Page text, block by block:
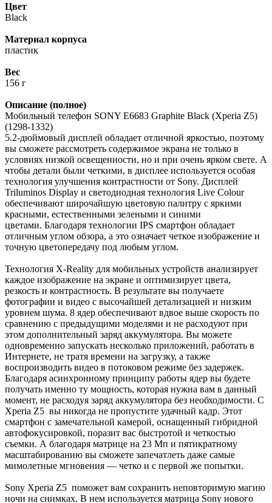
Цвет
Black
Материал корпуса
пластик
Вес
156 г
Описание (полное)
Мобильный телефон SONY E6683 Graphite Black (Xperia Z5)
(1298-1332)
5.2-дюймовый дисплей обладает отличной яркостью, поэтому
вы сможете рассмотреть содержимое экрана не только в
условиях низкой освещенности, но и при очень ярком свете. А
чтобы детали были четкими, в дисплее используется особая
технология улучшения контрастности от Sony. Дисплей
Triluminos Display и светодиодная технология Live Colour
обеспечивают широчайшую цветовую палитру с яркими
красными, естественными зелеными и синими
цветами. Благодаря технологии IPS смартфон обладает
отличным углом обзора, а это означает четкое изображение и
точную цветопередачу под любым углом.
Технология X-Reality для мобильных устройств анализирует
каждое изображение на экране и оптимизирует цвета,
резкость и контрастность. В результате вы получаете
фотографии и видео с высочайшей детализацией и низким
уровнем шума. 8 ядер обеспечивают вдвое выше скорость по
сравнению с предыдущими моделями и не расходуют при
этом дополнительный заряд аккумулятора. Вы можете
одновременно запускать несколько приложений, работать в
Интернете, не тратя времени на загрузку, а также
воспроизводить видео в потоковом режиме без задержек.
Благодаря асинхронному принципу работы ядер вы будете
получать именно ту мощность, которая нужна вам в данный
момент, не расходуя заряд аккумулятора без необходимости. С
Xperia Z5 вы никогда не пропустите удачный кадр. Этот
смартфон с замечательной камерой, оснащенный гибридной
автофокусировкой, поразит вас быстротой и четкостью
съемки. А благодаря матрице на 23 Мп и пятикратному
масштабированию вы сможете запечатлеть даже самые
мимолетные мгновения — четко и с первой же попытки.
Sony Xperia Z5 поможет вам сохранить неповторимую магию
ночи на снимках. В нем используется матрица Sony нового